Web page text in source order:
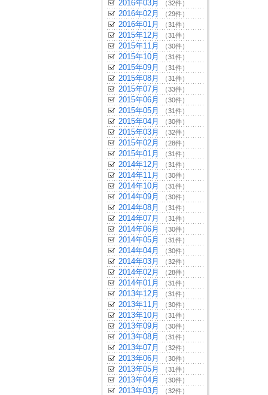
2016年03月 （32件）
2016年02月 （29件）
2016年01月 （31件）
2015年12月 （31件）
2015年11月 （30件）
2015年10月 （31件）
2015年09月 （31件）
2015年08月 （31件）
2015年07月 （33件）
2015年06月 （30件）
2015年05月 （31件）
2015年04月 （30件）
2015年03月 （32件）
2015年02月 （28件）
2015年01月 （31件）
2014年12月 （31件）
2014年11月 （30件）
2014年10月 （31件）
2014年09月 （30件）
2014年08月 （31件）
2014年07月 （31件）
2014年06月 （30件）
2014年05月 （31件）
2014年04月 （30件）
2014年03月 （32件）
2014年02月 （28件）
2014年01月 （31件）
2013年12月 （31件）
2013年11月 （30件）
2013年10月 （31件）
2013年09月 （30件）
2013年08月 （31件）
2013年07月 （32件）
2013年06月 （30件）
2013年05月 （31件）
2013年04月 （30件）
2013年03月 （32件）